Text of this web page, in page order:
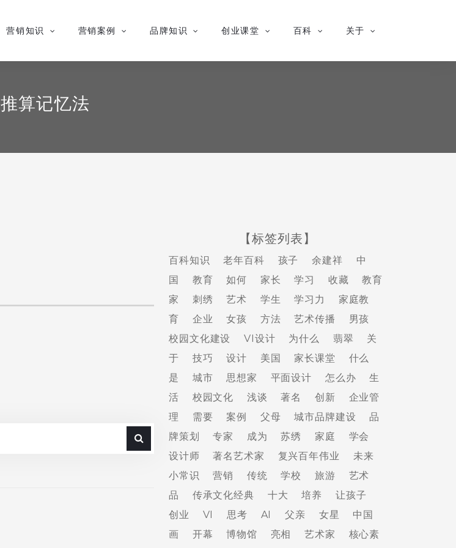
营销知识 营销案例 品牌知识 创业课堂 百科 关于
推算记忆法
【标签列表】
百科知识 老年百科 孩子 余建祥
中
国
教育 如何 家长 学习 收藏
教育
家
刺绣 艺术 学生 学习力
家庭教
育
企业 女孩 方法 艺术传播
男孩
校园文化建设
VI设计 为什么 翡翠
关
于
技巧 设计 美国 家长课堂
什么
是
城市 思想家 平面设计 怎么办
生
活
校园文化 浅谈 著名 创新
企业管
理
需要 案例 父母 城市品牌建设
品
牌策划
专家 成为 苏绣 家庭
学会
设计师
著名艺术家 复兴百年伟业
未来
小常识
营销 传统 学校 旅游
艺术
品
传承文化经典 十大 培养
让孩子
创业
VI 思考 AI 父亲 女星
中国
画
开幕 博物馆 亮相 艺术家 核心素